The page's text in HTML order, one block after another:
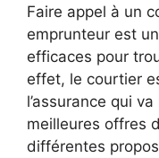
Faire appel à un
emprunteur est
efficaces pour
effet, le courtier
l’assurance qui
meilleures offres
différentes